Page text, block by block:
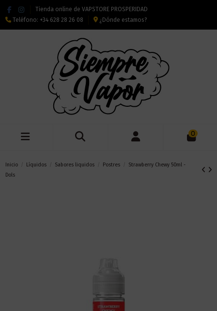
Tienda online de VAPSTORE PROSPERIDAD
Teléfono: +34 628 28 26 08 ¿Dónde estamos?
0
Inicio Líquidos Sabores liquidos Postres
Strawberry Chewy 50ml -
Dols